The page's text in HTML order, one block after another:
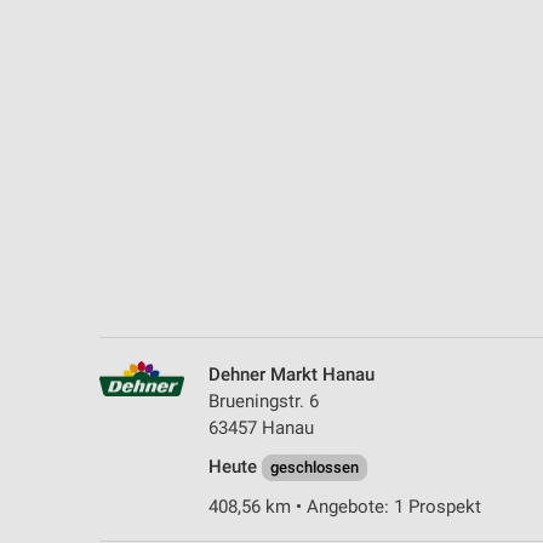
Dehner Markt Hanau
Brueningstr. 6
63457 Hanau
Heute
geschlossen
408,56 km • Angebote: 1 Prospekt
Notwendig